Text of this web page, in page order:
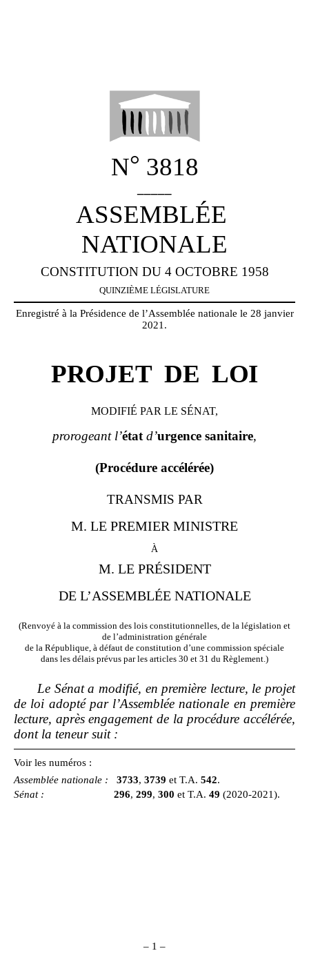
N° 3818
ASSEMBLÉE
NATIONALE
CONSTITUTION DU 4 OCTOBRE 1958
QUINZIÈME LÉGISLATURE
Enregistré à la Présidence de l’Assemblée nationale le 28 janvier
2021.
PROJET DE LOI
MODIFIÉ PAR LE SÉNAT,
prorogeant l’état d’urgence sanitaire,
(Procédure accélérée)
TRANSMIS PAR
M. LE PREMIER MINISTRE
à
M. LE PRÉSIDENT
DE L’ASSEMBLÉE NATIONALE
(Renvoyé à la commission des lois constitutionnelles, de la législation et
de l’administration générale
de la République, à défaut de constitution d’une commission spéciale
dans les délais prévus par les articles 30 et 31 du Règlement.)
Le Sénat a modifié, en première lecture, le projet
de loi adopté par l’Assemblée nationale en première
lecture, après engagement de la procédure accélérée,
dont la teneur suit :
Voir les numéros :
Assemblée nationale : 3733, 3739 et T.A. 542.
Sénat : 296, 299, 300 et T.A. 49 (2020‑2021).
– 1 –